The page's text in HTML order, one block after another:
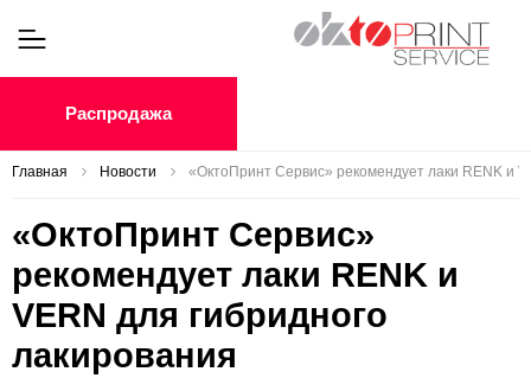
Распродажа
Главная Новости «ОктоПринт Сервис» рекомендует лаки RENK и
«ОктоПринт Сервис»
рекомендует лаки RENK и
VERN для гибридного
лакирования